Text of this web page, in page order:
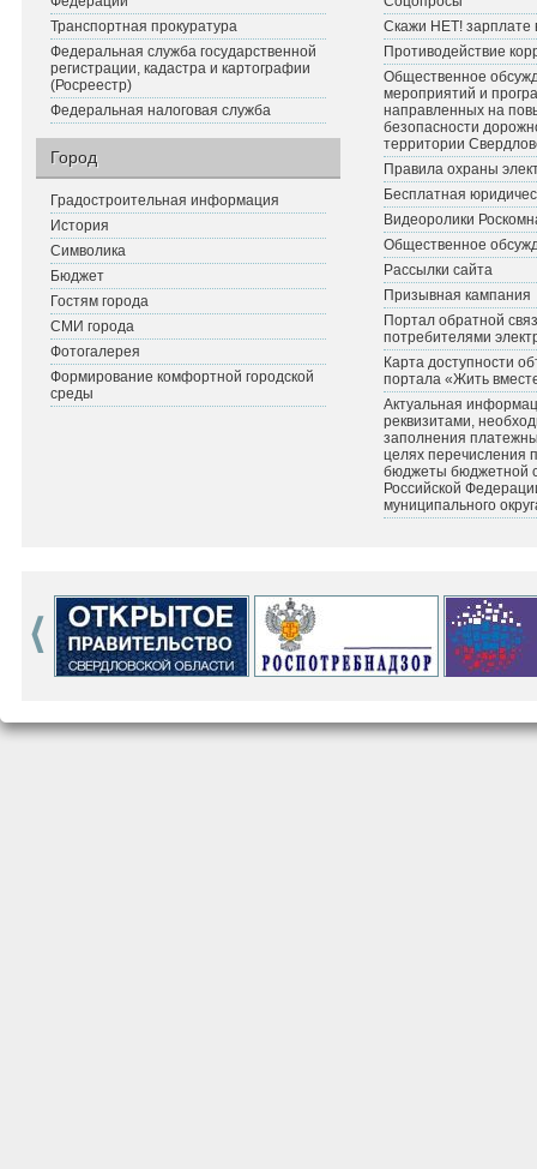
Транспортная прокуратура
Федеральная служба государственной
регистрации, кадастра и картографии
(Росреестр)
Федеральная налоговая служба
Город
Градостроительная информация
История
Символика
Бюджет
Гостям города
СМИ города
Фотогалерея
Формирование комфортной городской
среды
Скажи НЕТ! зарплате
Противодействие
Общественное
мероприятий и
направленных на
безопасности
территории
Правила охраны
Бесплатная
Видеоролики
Общественное
Рассылки сайта
Призывная кампания
Портал обратной
потребителями
Карта доступности
портала «Жить
Актуальная
реквизитами,
заполнения
целях перечисления
бюджеты бюджетной
Российской
муниципального